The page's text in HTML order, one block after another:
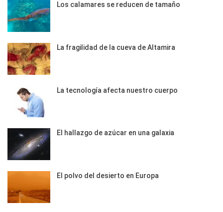
Los calamares se reducen de tamaño
La fragilidad de la cueva de Altamira
La tecnología afecta nuestro cuerpo
El hallazgo de azúcar en una galaxia
El polvo del desierto en Europa